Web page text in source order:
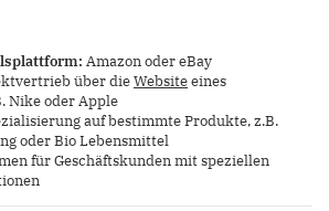
Amazon oder eBay
über dieWebsiteeines
Nike oder Apple
auf bestimmte Produkte, z.B.
oder Bio Lebensmittel
für Geschäftskunden mit speziellen